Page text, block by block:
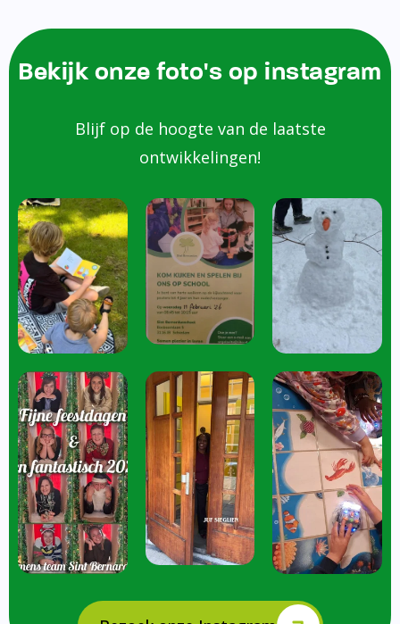
Bekijk onze foto's op instagram
Blijf op de hoogte van de laatste
ontwikkelingen!